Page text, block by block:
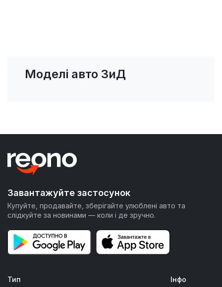
Моделі авто ЗиД
Завантажуйте застосунок
Купуйте, продавайте, зберігайте улюблені авто та
слідкуйте за новинами — коли і де зручно.
Тип Інфо